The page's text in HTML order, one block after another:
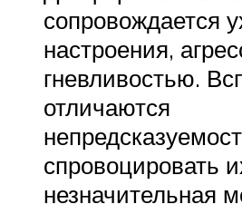
сопровождается
настроения,
гневливостью.
отличаются
спровоцировать
незначительная